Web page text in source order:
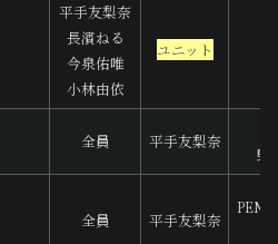
平手友梨奈
長濱ねる
今泉佑唯
小林由依
ユニット
全員 平手友梨奈
野
全員 平手友梨奈